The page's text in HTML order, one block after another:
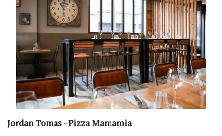
Jordan Tomas - Pizza Mamamia